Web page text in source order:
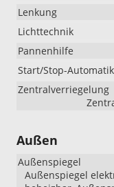
Lenkung
Lichttechnik
Pannenhilfe
Start/Stop-Automatik
Zentralverriegelung
Außen
Außenspiegel
Außenspiegel